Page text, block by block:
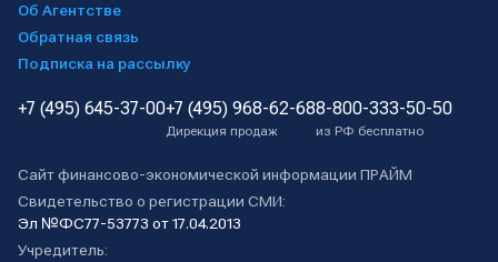
Об Агентстве
Обратная связь
Подписка на рассылку
+7 (495) 645-37-00+7 (495) 968-62-68
Дирекция продаж
8-800-333-50-50
из РФ бесплатно
Сайт финансово-экономической информации ПРАЙМ
Свидетельство о регистрации СМИ:
Эл №ФС77-53773 от 17.04.2013
Учредитель: